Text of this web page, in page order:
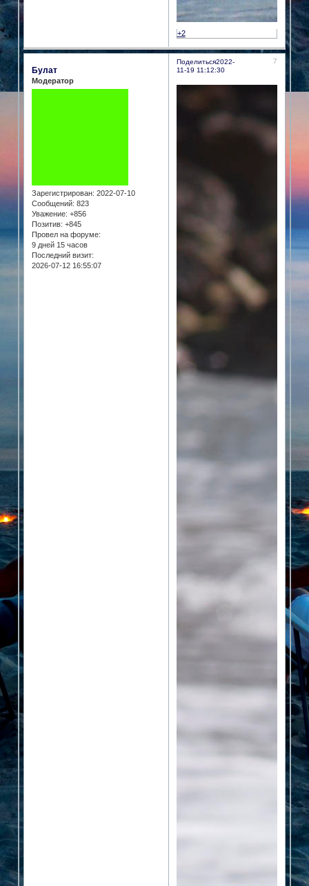
+2
Поделиться 7
2022-
11-19 11:12:30
Булат
Модератор
Зарегистрирован: 2022-07-10
Сообщений: 823
Уважение: +856
Позитив: +845
Провел на форуме:
9 дней 15 часов
Последний визит:
2026-07-12 16:55:07